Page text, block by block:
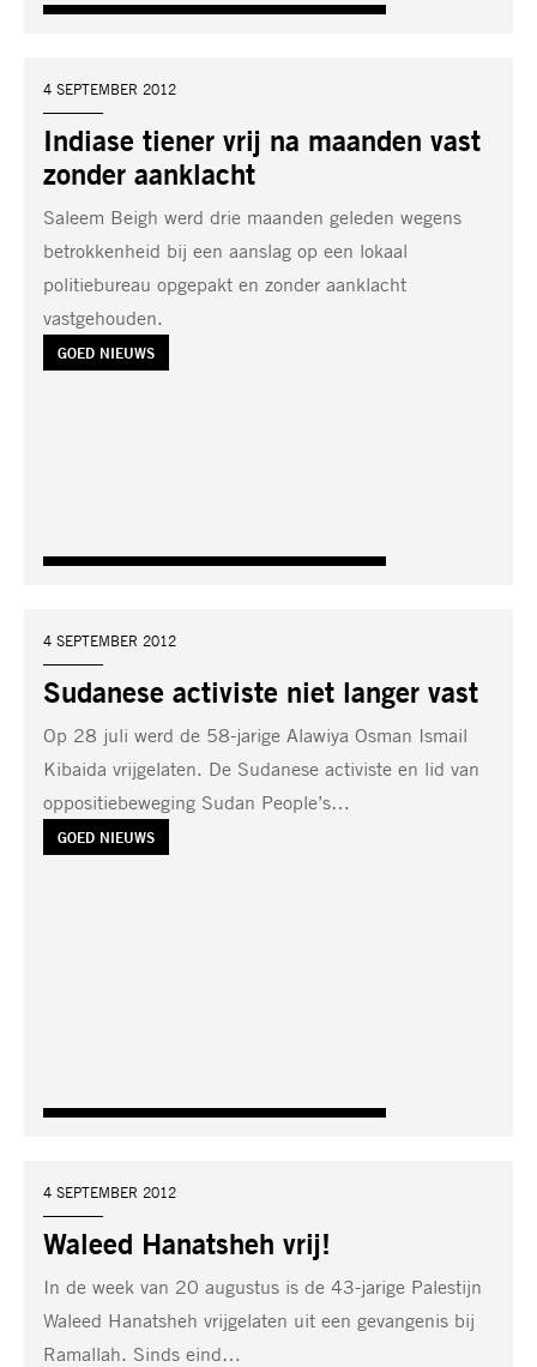
Indiase tiener vrij na maanden vast
zonder aanklacht
TAG:
GOED NIEUWS
DATUM:
4 SEPTEMBER 2012
Saleem Beigh werd drie maanden geleden wegens
betrokkenheid bij een aanslag op een lokaal
politiebureau opgepakt en zonder aanklacht
vastgehouden.
Sudanese activiste niet langer vast
TAG:
GOED NIEUWS
DATUM:
4 SEPTEMBER 2012
Op 28 juli werd de 58-jarige Alawiya Osman Ismail
Kibaida vrijgelaten. De Sudanese activiste en lid van
oppositiebeweging Sudan People’s…
Waleed Hanatsheh vrij!
DATUM:
4 SEPTEMBER 2012
In de week van 20 augustus is de 43-jarige Palestijn
Waleed Hanatsheh vrijgelaten uit een gevangenis bij
Ramallah. Sinds eind…